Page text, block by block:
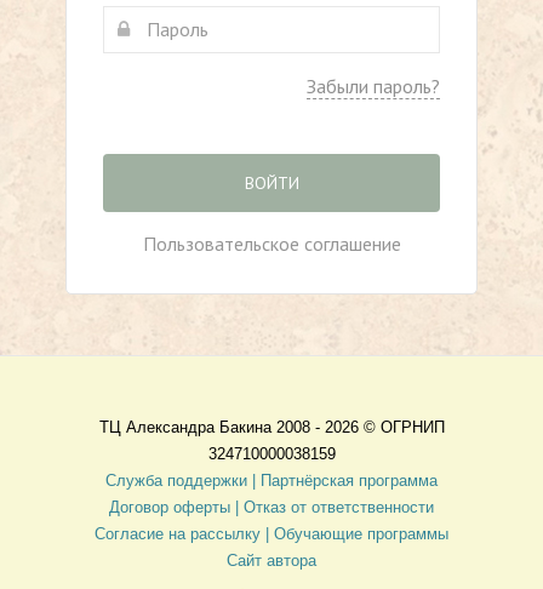
Забыли пароль?
ВОЙТИ
Пользовательское соглашение
ТЦ Александра Бакина 2008 - 2026 © ОГРНИП
324710000038159
Служба поддержки |
Партнёрская программа
Договор оферты
| Отказ от ответственности
Согласие на рассылку | Обучающие программы
Сайт автора